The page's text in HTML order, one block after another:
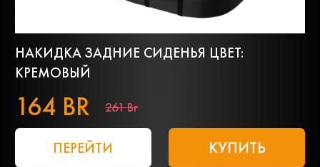
НАКИДКА ЗАДНИЕ СИДЕНЬЯ ЦВЕТ:
КРЕМОВЫЙ
164 BR 261 Br
ПЕРЕЙТИ КУПИТЬ